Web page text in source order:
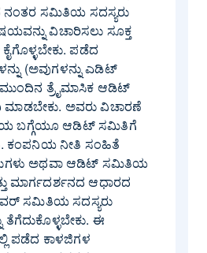
ನಂತರ ಸಮಿತಿಯ ಸದಸ್ಯರು
ವಿಚಾರಿಸಲು ಸೂಕ್ತ
ಪಡೆದ
(ಅವುಗಳನ್ನು ಎಡಿಟ್
ತ್ರೈಮಾಸಿಕ ಆಡಿಟ್
ಅವರು ವಿಚಾರಣೆ
ಬಗ್ಗೆಯೂ ಆಡಿಟ್ ಸಮಿತಿಗೆ
ಕಂಪನಿಯ ನೀತಿ ಸಂಹಿತೆ
ಅಥವಾ ಆಡಿಟ್ ಸಮಿತಿಯ
ಮಾರ್ಗದರ್ಶನದ ಆಧಾರದ
ಸಮಿತಿಯ ಸದಸ್ಯರು
ಈ
ಪಡೆದ ಕಾಳಜಿಗಳ